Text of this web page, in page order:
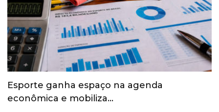
Esporte ganha espaço na agenda
econômica e mobiliza…